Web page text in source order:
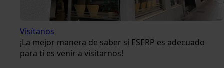
Visítanos
¡La mejor manera de saber si ESERP es adecuado
para tí es venir a visitarnos!